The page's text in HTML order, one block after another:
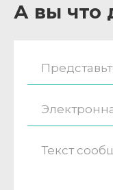
А вы что